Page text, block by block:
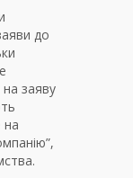
до
заяву
на